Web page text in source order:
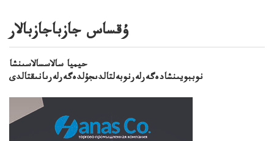
ۇقساس جازباجازبالار
حيميا سالاسسالاسىنشا
نوببويىنشادەگەرلەرنوبەلتالدىجۇلدەگەرلەرىانىقتالدى